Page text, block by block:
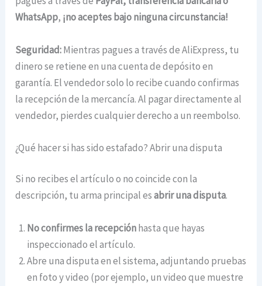
WhatsApp, ¡no aceptes bajo ninguna circunstancia!
Seguridad:Mientras pagues a través de AliExpress, tu
dinero se retiene en una cuenta de depósito en
garantía. El vendedor solo lo recibe cuando confirmas
la recepción de la mercancía. Al pagar directamente al
vendedor, pierdes cualquier derecho a un reembolso.
¿Qué hacer si has sido estafado? Abrir una disputa
Si no recibes el artículo o no coincide con la
descripción, tu arma principal esabrir una disputa.
No confirmes la recepciónhasta que hayas
inspeccionado el artículo.
Abre una disputa en el sistema, adjuntando pruebas
en foto y video (por ejemplo, un video que muestre